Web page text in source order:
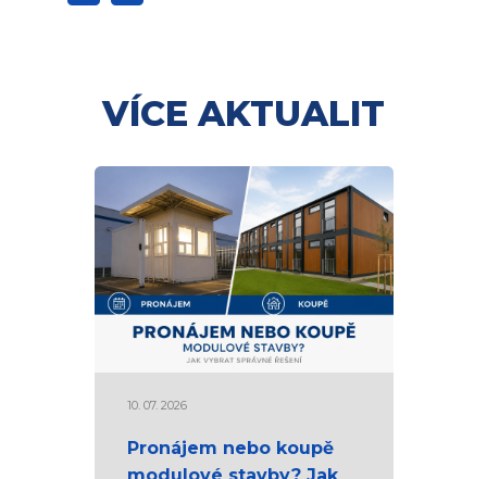
VÍCE AKTUALIT
10. 07. 2026
Pronájem nebo koupě